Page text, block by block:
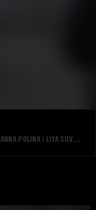
ANNA POLINA | LIYA SILVER